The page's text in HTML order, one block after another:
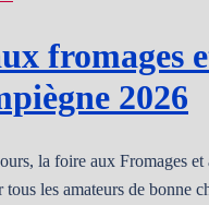
fromages
2026
la foire aux Fromages et
tous les amateurs de bonne